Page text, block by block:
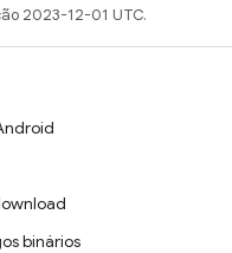
2023-12-01 UTC.
binários